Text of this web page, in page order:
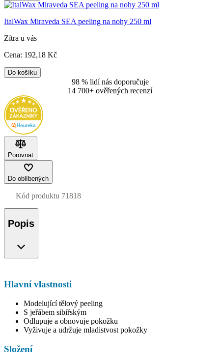
ItalWax Miraveda SEA peeling na nohy 250 ml
Zítra u vás
Cena: 192,18 Kč
Do košíku
98 % lidí nás doporučuje
14 700+ ověřených recenzí
Porovnat
Do oblíbených
Kód produktu 71818
Popis
Hlavní vlastnosti
Modelující tělový peeling
S jeřábem sibiřským
Odlupuje a obnovuje pokožku
Vyživuje a udržuje mladistvost pokožky
Složení